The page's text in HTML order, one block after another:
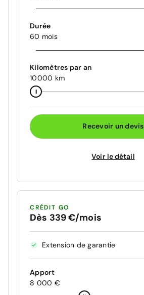
Durée
60 mois
Kilomètres par an
10000 km
Recevoir un devis
Voir le détail
CRÉDIT GO
Dès 339 €/mois
Extension de garantie
Apport
8 000 €